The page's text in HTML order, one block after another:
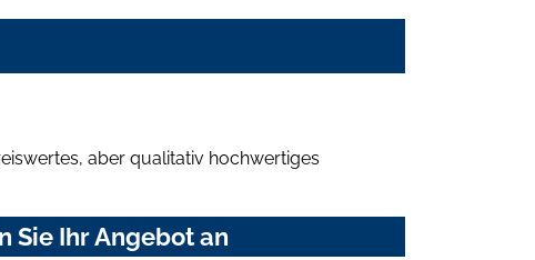
aber qualitativ hochwertiges
Sie Ihr Angebot an